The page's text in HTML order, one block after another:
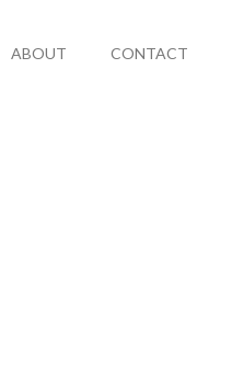
ABOUT CONTACT